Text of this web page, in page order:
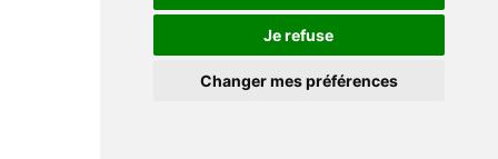
Je refuse
Changer mes préférences